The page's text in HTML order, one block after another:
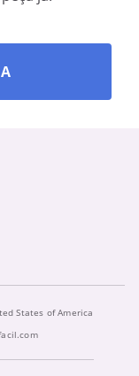
States of America